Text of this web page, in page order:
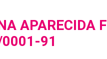
APARECIDA
91